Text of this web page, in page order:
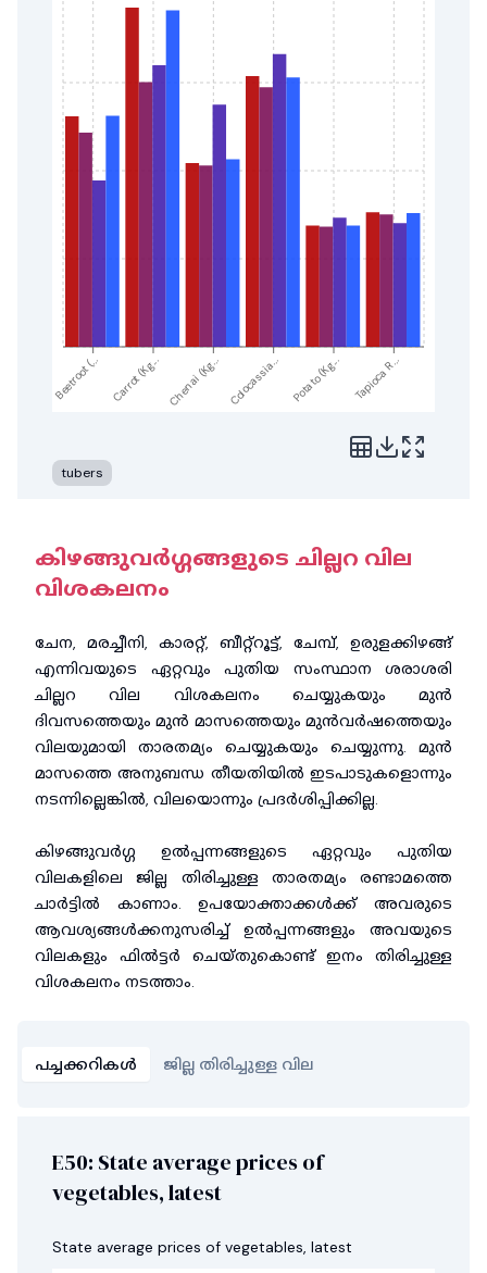
Beetroot (... Carrot (Kg... Chenai (Kg... Colocassia... Potato (Kg... Tapioca R...
tubers
കിഴങ്ങുവർഗ്ഗങ്ങളുടെ ചില്ലറ വില
വിശകലനം
ചേന, മരച്ചീനി, കാരറ്റ്, ബീറ്റ്റൂട്ട്, ചേമ്പ്, ഉരുളക്കിഴങ്ങ്
എന്നിവയുടെ ഏറ്റവും പുതിയ സംസ്ഥാന ശരാശരി
ചില്ലറ വില വിശകലനം ചെയ്യുകയും മുൻ
ദിവസത്തെയും മുൻ മാസത്തെയും മുൻവർഷത്തെയും
വിലയുമായി താരതമ്യം ചെയ്യുകയും ചെയ്യുന്നു. മുൻ
മാസത്തെ അനുബന്ധ തീയതിയിൽ ഇടപാടുകളൊന്നും
നടന്നില്ലെങ്കിൽ, വിലയൊന്നും പ്രദർശിപ്പിക്കില്ല.
കിഴങ്ങുവർഗ്ഗ ഉൽപ്പന്നങ്ങളുടെ ഏറ്റവും പുതിയ
വിലകളിലെ ജില്ല തിരിച്ചുള്ള താരതമ്യം രണ്ടാമത്തെ
ചാർട്ടിൽ കാണാം. ഉപയോക്താക്കൾക്ക് അവരുടെ
ആവശ്യങ്ങൾക്കനുസരിച്ച് ഉൽപ്പന്നങ്ങളും അവയുടെ
വിലകളും ഫിൽട്ടർ ചെയ്തുകൊണ്ട് ഇനം തിരിച്ചുള്ള
വിശകലനം നടത്താം.
പച്ചക്കറികൾ ജില്ല തിരിച്ചുള്ള വില
E50: State average prices of
vegetables, latest
State average prices of vegetables, latest